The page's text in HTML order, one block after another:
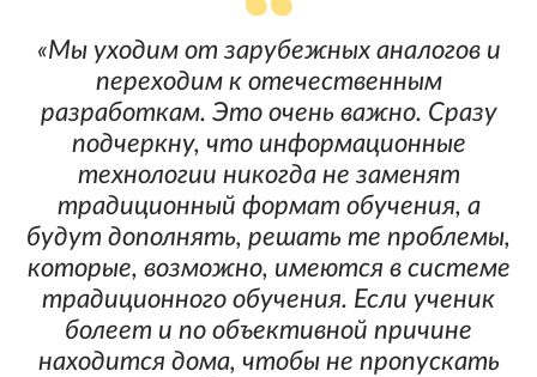
«Мы уходим от зарубежных аналогов и
переходим к отечественным
разработкам. Это очень важно. Сразу
подчеркну, что информационные
технологии никогда не заменят
традиционный формат обучения, а
будут дополнять, решать те проблемы,
которые, возможно, имеются в системе
традиционного обучения. Если ученик
болеет и по объективной причине
находится дома, чтобы не пропускать